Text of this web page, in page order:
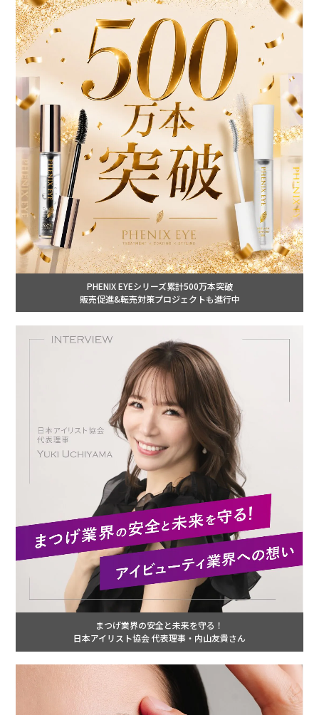
PHENIX EYEシリーズ累計500万本突破
販売促進&転売対策プロジェクトも進行中
まつげ業界の安全と未来を守る！
日本アイリスト協会 代表理事・内山友貴さん